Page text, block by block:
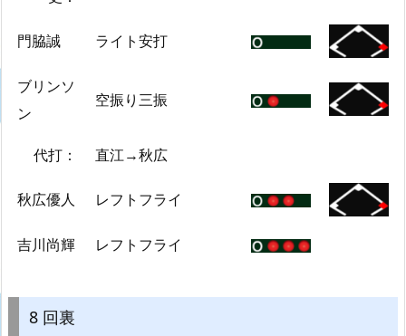
門脇誠 ライト安打
ブリンソ
ン
空振り三振
代打： 直江→秋広
秋広優人 レフトフライ
吉川尚輝 レフトフライ
8 回裏